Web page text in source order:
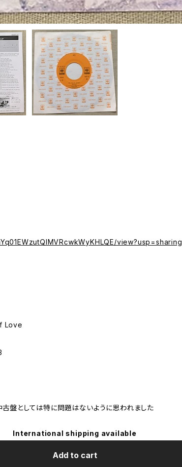
view?usp=sharing
Love
盤としては特に問題はないように思われました
International shipping available
Add to cart